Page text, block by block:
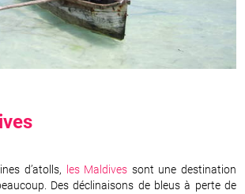
d’atolls, les Maldives sont une destination
Des déclinaisons de bleus à perte de